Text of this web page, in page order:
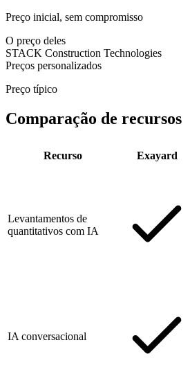
Preço inicial, sem compromisso
O preço deles
STACK Construction Technologies
Preços personalizados
Preço típico
Comparação de recursos
Recurso Exayard
Levantamentos de
quantitativos com IA
IA conversacional